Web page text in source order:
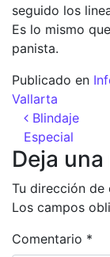
seguido los
Es lo mismo
panista.
Publicado en
Vallarta
Blindaje
Especial
Deja
Tu dirección de
Los campos
Comentario *